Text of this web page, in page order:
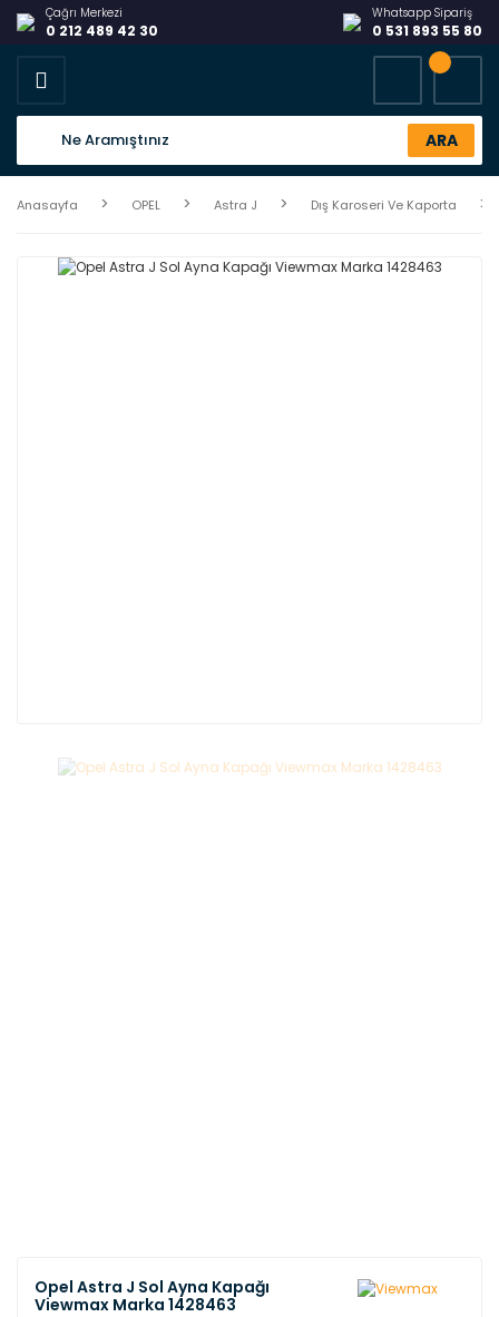
Çağrı Merkezi
0 212 489 42 30
Whatsapp Sipariş
0 531 893 55 80
ARA
Anasayfa OPEL Astra J Dış Karoseri Ve Kaporta
Opel Astra J Sol Ayna Kapağı
Viewmax Marka 1428463